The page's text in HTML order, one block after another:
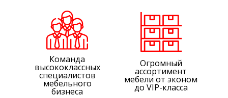
Команда
высококлассных
специалистов
мебельного
бизнеса
Огромный
ассортимент
мебели от эконом
до VIP-класса